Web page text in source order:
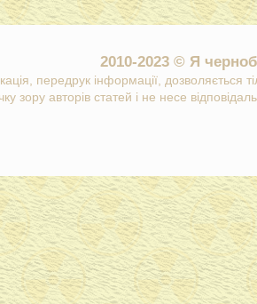
2010-2023 © Я
передрук інформації, дозволяється
зору авторів статей і не несе